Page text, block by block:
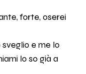
forte, oserei
e me lo
lo so già a